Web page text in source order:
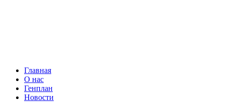
Главная
О нас
Генплан
Новости